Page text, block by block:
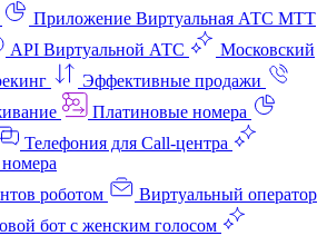
Приложение Виртуальная АТС МТТ
API Виртуальной АТС
Московский
Эффективные продажи
Платиновые номера
Телефония для Call-центра
роботом
Виртуальный оператор
бот с женским голосом